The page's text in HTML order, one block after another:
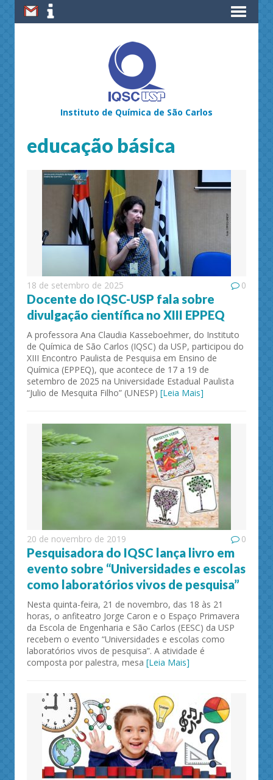
Instituto de Química de São Carlos
educação básica
18 de setembro de 2025 0
Docente do IQSC-USP fala sobre
divulgação científica no XIII EPPEQ
A professora Ana Claudia Kasseboehmer, do Instituto
de Química de São Carlos (IQSC) da USP, participou do
XIII Encontro Paulista de Pesquisa em Ensino de
Química (EPPEQ), que acontece de 17 a 19 de
setembro de 2025 na Universidade Estadual Paulista
“Julio de Mesquita Filho” (UNESP) [Leia Mais]
20 de novembro de 2019 0
Pesquisadora do IQSC lança livro em
evento sobre “Universidades e escolas
como laboratórios vivos de pesquisa”
Nesta quinta-feira, 21 de novembro, das 18 às 21
horas, o anfiteatro Jorge Caron e o Espaço Primavera
da Escola de Engenharia e São Carlos (EESC) da USP
recebem o evento “Universidades e escolas como
laboratórios vivos de pesquisa”. A atividade é
composta por palestra, mesa [Leia Mais]